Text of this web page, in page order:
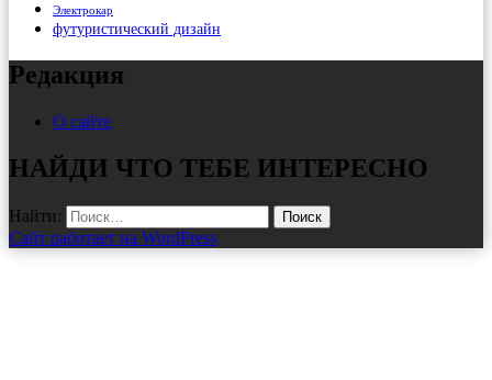
Электрокар
футуристический дизайн
Редакция
О сайте
НАЙДИ ЧТО ТЕБЕ ИНТЕРЕСНО
Найти:
Сайт работает на WordPress